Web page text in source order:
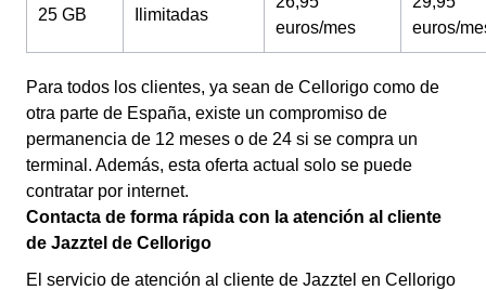
25 GB Ilimitadas
euros/mes
euros/
Para todos los clientes, ya sean de Cellorigo como de
otra parte de España, existe un compromiso de
permanencia de 12 meses o de 24 si se compra un
terminal. Además, esta oferta actual solo se puede
contratar por internet.
Contacta de forma rápida con la atención al cliente
de Jazztel de Cellorigo
El servicio de atención al cliente de Jazztel en Cellorigo